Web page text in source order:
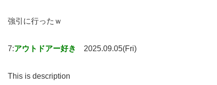
強引に行ったｗ
7:アウトドアー好き 2025.09.05(Fri)
This is description